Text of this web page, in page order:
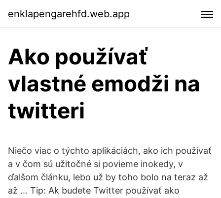
enklapengarehfd.web.app
Ako používať
vlastné emodži na
twitteri
Niečo viac o týchto aplikáciách, ako ich používať
a v čom sú užitočné si povieme inokedy, v
ďalšom článku, lebo už by toho bolo na teraz až
až … Tip: Ak budete Twitter používať ako